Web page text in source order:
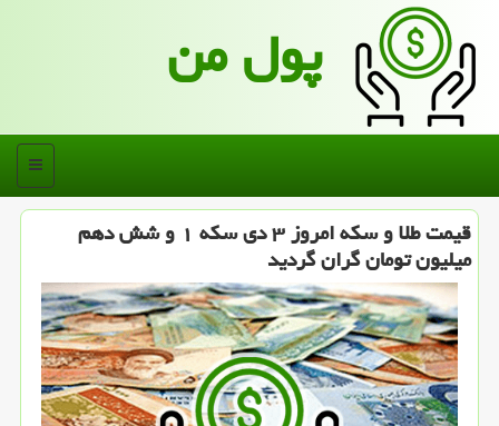
پول من
منو
قیمت طلا و سکه امروز ۳ دی سکه ۱ و شش دهم
میلیون تومان گران گردید